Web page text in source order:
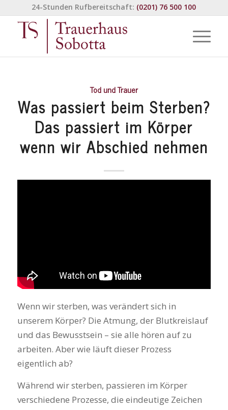
24-Stunden Rufbereitschaft: (0201) 76 500 100
Tod und Trauer
Was passiert beim Sterben?
Das passiert im Körper
wenn wir Abschied nehmen
Wenn wir sterben, was verändert sich in
unserem Körper? Die Atmung, der Blutkreislauf
und das Bewusstsein – sie alle hören auf zu
arbeiten. Aber wie läuft dieser Prozess
eigentlich ab?
Während wir sterben, passieren im Körper
verschiedene Prozesse, die eindeutige Zeichen